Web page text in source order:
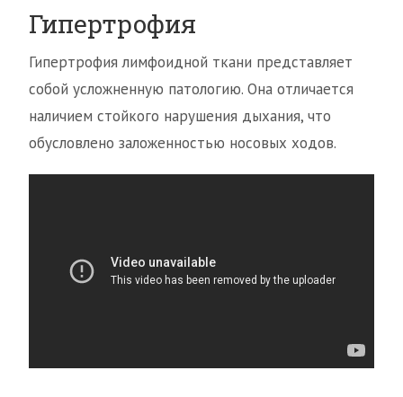
Гипертрофия
Гипертрофия лимфоидной ткани представляет
собой усложненную патологию. Она отличается
наличием стойкого нарушения дыхания, что
обусловлено заложенностью носовых ходов.